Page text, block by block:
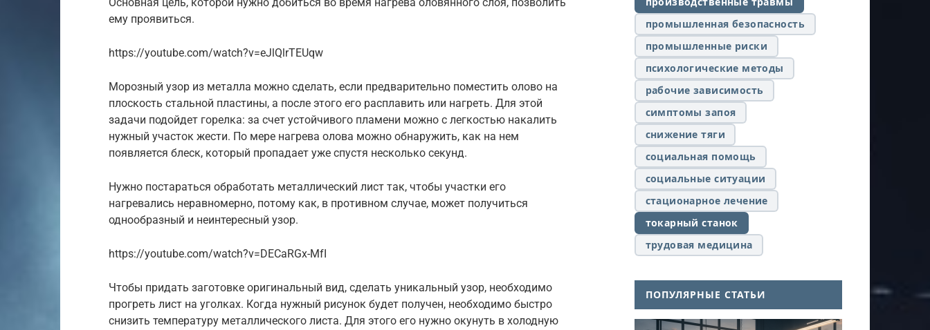
ему проявиться.
https://youtube.com/watch?v=eJlQlrTEUqw
Морозный узор из металла можно сделать, если предварительно поместить олово на
плоскость стальной пластины, а после этого его расплавить или нагреть. Для этой
задачи подойдет горелка: за счет устойчивого пламени можно с легкостью накалить
нужный участок жести. По мере нагрева олова можно обнаружить, как на нем
появляется блеск, который пропадает уже спустя несколько секунд.
Нужно постараться обработать металлический лист так, чтобы участки его
нагревались неравномерно, потому как, в противном случае, может получиться
однообразный и неинтересный узор.
https://youtube.com/watch?v=DECaRGx-MfI
Чтобы придать заготовке оригинальный вид, сделать уникальный узор, необходимо
прогреть лист на уголках. Когда нужный рисунок будет получен, необходимо быстро
снизить температуру металлического листа. Для этого его нужно окунуть в холодную
промышленная безопасность
промышленные риски
психологические методы
рабочие зависимость
симптомы запоя
снижение тяги
социальная помощь
социальные ситуации
стационарное лечение
токарный станок
трудовая медицина
ПОПУЛЯРНЫЕ СТАТЬИ